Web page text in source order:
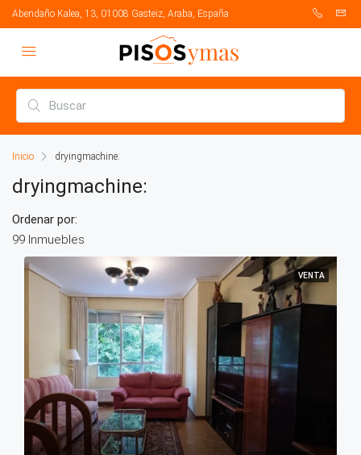
Abendaño Kalea, 13, 01008 Gasteiz, Araba, España
Inicio dryingmachine:
dryingmachine:
99 Inmuebles
Ordenar por:
VENTA